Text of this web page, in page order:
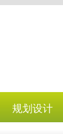
规划设计